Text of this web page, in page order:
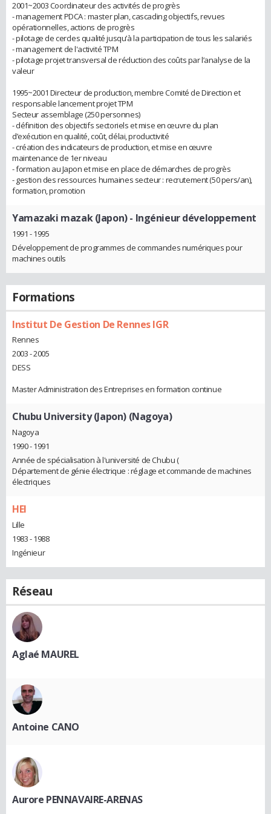
2001~2003 Coordinateur des activités de progrès
- management PDCA : master plan, cascading objectifs, revues
opérationnelles, actions de progrès
- pilotage de cercles qualité jusqu’à la participation de tous les salariés
- management de l'activité TPM
- pilotage projet transversal de réduction des coûts par l’analyse de la
valeur
1995~2001 Directeur de production, membre Comité de Direction et
responsable lancement projet TPM
Secteur assemblage (250 personnes)
- définition des objectifs sectoriels et mise en œuvre du plan
d’exécution en qualité, coût, délai, productivité
- création des indicateurs de production, et mise en œuvre
maintenance de 1er niveau
- formation au Japon et mise en place de démarches de progrès
- gestion des ressources humaines secteur : recrutement (50 pers/an),
formation, promotion
Yamazaki mazak (Japon)- Ingénieur développement
1991 - 1995
Développement de programmes de commandes numériques pour
machines outils
Formations
Institut De Gestion De Rennes IGR
Rennes
2003 - 2005
DESS
Master Administration des Entreprises en formation continue
Chubu University (Japon) (Nagoya)
Nagoya
1990 - 1991
Année de spécialisation à l'université de Chubu (
Département de génie électrique : réglage et commande de machines
électriques
HEI
Lille
1983 - 1988
Ingénieur
Réseau
Aglaé MAUREL
Antoine CANO
Aurore PENNAVAIRE-ARENAS